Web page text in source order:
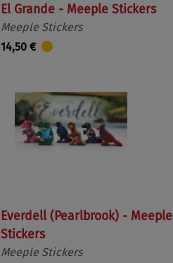
El Grande - Meeple Stickers
Meeple Stickers
14,50 €
Everdell (Pearlbrook) - Meeple
Stickers
Meeple Stickers